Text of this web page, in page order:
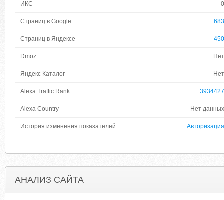
ИКС 0
Страниц в Google 683
Страниц в Яндексе 450
Dmoz Нет
Яндекс Каталог Нет
Alexa Traffic Rank 3934427
Alexa Country Нет данных
История изменения показателей Авторизация
АНАЛИЗ САЙТА